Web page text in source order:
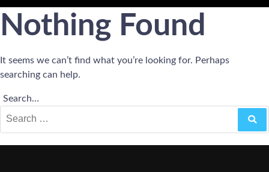
Nothing Found
It seems we can’t find what you’re looking for. Perhaps
searching can help.
Search…